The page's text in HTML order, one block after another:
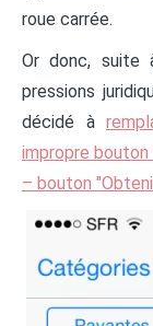
roue carrée.
Or donc,
pressions
décidé à
impropre bouton
– bouton